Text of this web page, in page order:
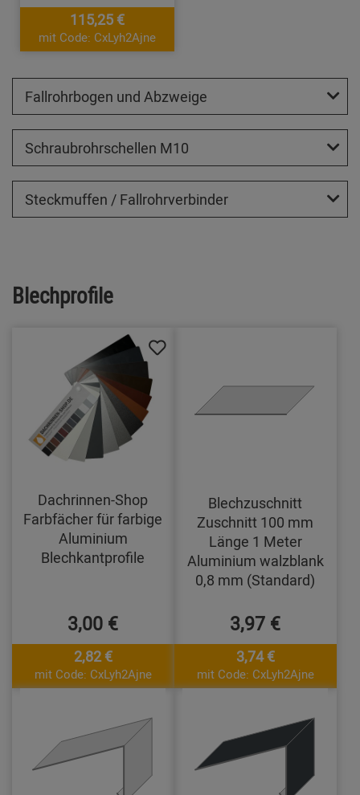
115,25 €
mit Code: CxLyh2Ajne
Fallrohrbogen und Abzweige
Schraubrohrschellen M10
Steckmuffen / Fallrohrverbinder
Blechprofile
Dachrinnen-Shop
Farbfächer für farbige
Aluminium
Blechkantprofile
3,00 €
2,82 €
mit Code: CxLyh2Ajne
Blechzuschnitt
Zuschnitt 100 mm
Länge 1 Meter
Aluminium walzblank
0,8 mm (Standard)
3,97 €
3,74 €
mit Code: CxLyh2Ajne